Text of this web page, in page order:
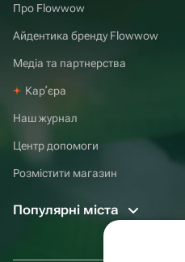
Про Flowwow
Айдентика бренду Flowwow
Медіа та партнерства
Карʼєра
Наш журнал
Центр допомоги
Розмістити магазин
Популярні міста